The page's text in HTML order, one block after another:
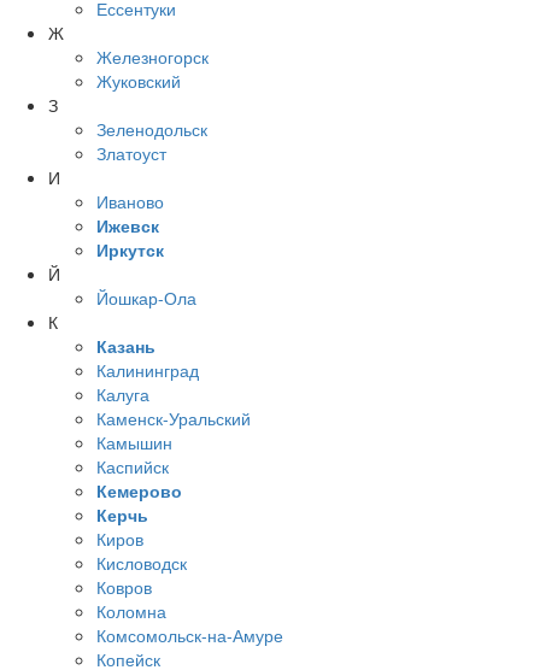
Ессентуки
Ж
Железногорск
Жуковский
З
Зеленодольск
Златоуст
И
Иваново
Ижевск
Иркутск
Й
Йошкар-Ола
К
Казань
Калининград
Калуга
Каменск-Уральский
Камышин
Каспийск
Кемерово
Керчь
Киров
Кисловодск
Ковров
Коломна
Комсомольск-на-Амуре
Копейск